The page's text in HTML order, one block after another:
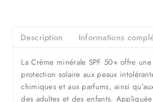
Description Informations
La Crème minérale SPF 50+ offre
protection solaire aux peaux
chimiques et aux parfums, ainsi
des adultes et des enfants.